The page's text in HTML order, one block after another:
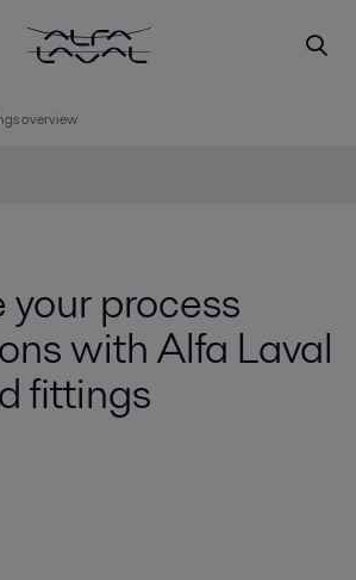
overview
process
with Alfa Laval
fittings